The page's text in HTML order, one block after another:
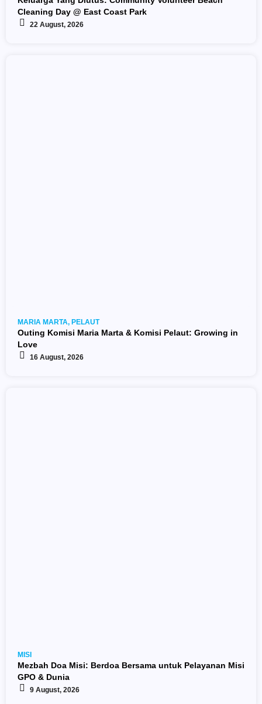
Cleaning Day @ East Coast Park
22 August, 2026
MARIA MARTA, PELAUT
Outing Komisi Maria Marta & Komisi Pelaut: Growing in
Love
16 August, 2026
MISI
Mezbah Doa Misi: Berdoa Bersama untuk Pelayanan Misi
GPO & Dunia
9 August, 2026